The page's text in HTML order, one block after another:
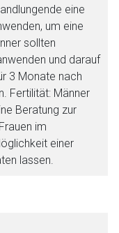
eine
um eine
sollten
und darauf
3 Monate nach
Fertilität: Männer
Beratung zur
im
einer
lassen.